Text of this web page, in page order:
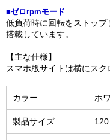
■ゼロrpmモード
低負荷時に回転をストッ
搭載しています。
【主な仕様】
スマホ版サイトは横にスク
カラー ホ
製品サイズ